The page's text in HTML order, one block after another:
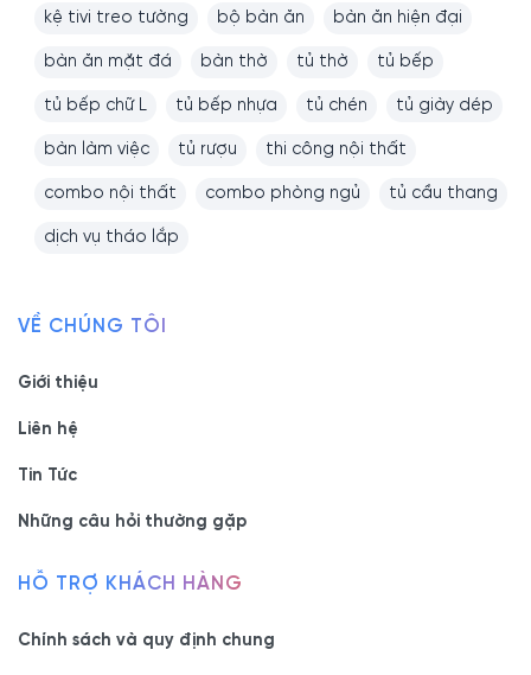
kệ tivi treo tường bộ bàn ăn bàn ăn hiện đại
bàn ăn mặt đá bàn thờ tủ thờ tủ bếp
tủ bếp chữ L tủ bếp nhựa tủ chén tủ giày dép
bàn làm việc tủ rượu thi công nội thất
combo nội thất combo phòng ngủ tủ cầu thang
dịch vụ tháo lắp
VỀ CHÚNG TÔI
Giới thiệu
Liên hệ
Tin Tức
Những câu hỏi thường gặp
HỖ TRỢ KHÁCH HÀNG
Chính sách và quy định chung